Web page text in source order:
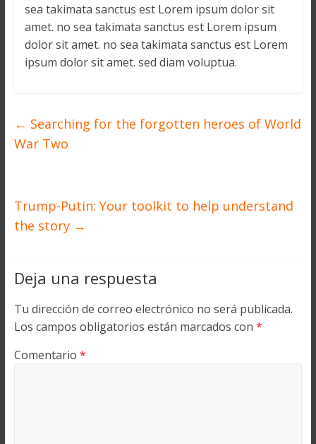
sea takimata sanctus est Lorem ipsum dolor sit
amet. no sea takimata sanctus est Lorem ipsum
dolor sit amet. no sea takimata sanctus est Lorem
ipsum dolor sit amet. sed diam voluptua.
← Searching for the forgotten heroes of World
War Two
Trump-Putin: Your toolkit to help understand
the story →
Deja una respuesta
Tu dirección de correo electrónico no será publicada.
Los campos obligatorios están marcados con *
Comentario *